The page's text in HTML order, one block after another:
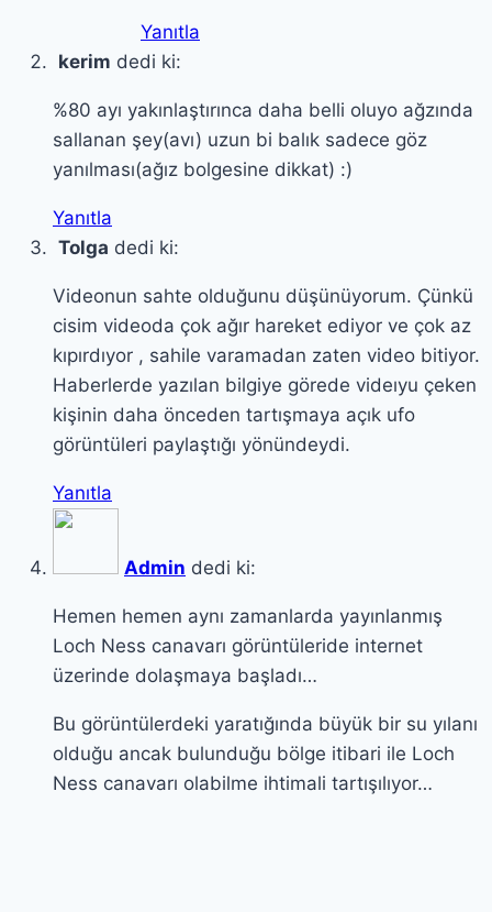
Yanıtla
kerim dedi ki:
%80 ayı yakınlaştırınca daha belli oluyo ağzında
sallanan şey(avı) uzun bi balık sadece göz
yanılması(ağız bolgesine dikkat) :)
Yanıtla
Tolga dedi ki:
Videonun sahte olduğunu düşünüyorum. Çünkü
cisim videoda çok ağır hareket ediyor ve çok az
kıpırdıyor , sahile varamadan zaten video bitiyor.
Haberlerde yazılan bilgiye görede videıyu çeken
kişinin daha önceden tartışmaya açık ufo
görüntüleri paylaştığı yönündeydi.
Yanıtla
Admin dedi ki:
Hemen hemen aynı zamanlarda yayınlanmış
Loch Ness canavarı görüntüleride internet
üzerinde dolaşmaya başladı…
Bu görüntülerdeki yaratığında büyük bir su yılanı
olduğu ancak bulunduğu bölge itibari ile Loch
Ness canavarı olabilme ihtimali tartışılıyor…